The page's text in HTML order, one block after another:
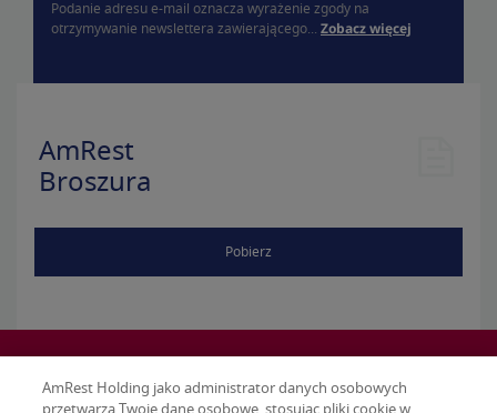
Podanie adresu e-mail oznacza wyrażenie zgody na
otrzymywanie newslettera zawierającego... Zobacz więcej
AmRest
Broszura
Pobierz
AmRest Holding jako administrator danych osobowych